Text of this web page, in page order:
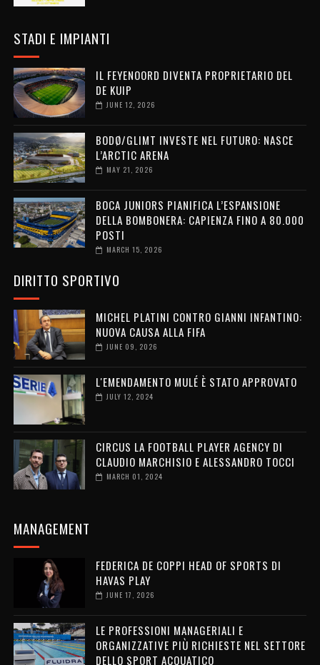
STADI E IMPIANTI
IL FEYENOORD DIVENTA PROPRIETARIO DEL
DE KUIP
JUNE 12, 2026
BODØ/GLIMT INVESTE NEL FUTURO: NASCE
L’ARCTIC ARENA
MAY 21, 2026
BOCA JUNIORS PIANIFICA L’ESPANSIONE
DELLA BOMBONERA: CAPIENZA FINO A 80.000
POSTI
MARCH 15, 2026
DIRITTO SPORTIVO
MICHEL PLATINI CONTRO GIANNI INFANTINO:
NUOVA CAUSA ALLA FIFA
JUNE 09, 2026
L'EMENDAMENTO MULÉ È STATO APPROVATO
JULY 12, 2024
CIRCUS LA FOOTBALL PLAYER AGENCY DI
CLAUDIO MARCHISIO E ALESSANDRO TOCCI
MARCH 01, 2024
MANAGEMENT
FEDERICA DE COPPI HEAD OF SPORTS DI
HAVAS PLAY
JUNE 17, 2026
LE PROFESSIONI MANAGERIALI E
ORGANIZZATIVE PIÙ RICHIESTE NEL SETTORE
DELLO SPORT ACQUATICO